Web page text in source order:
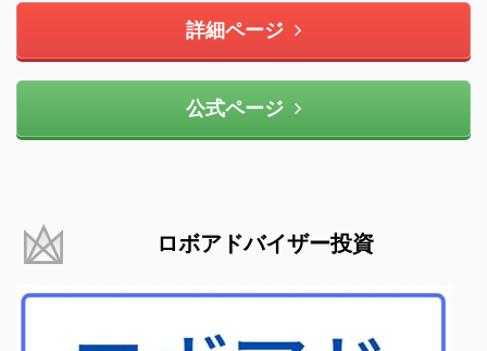
詳細ページ
公式ページ
ロボアドバイザー投資